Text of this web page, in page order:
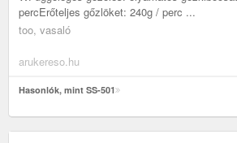
percErőteljes gőzlöket: 240g / perc ...
too, vasaló
arukereso.hu
Hasonlók, mint SS-501